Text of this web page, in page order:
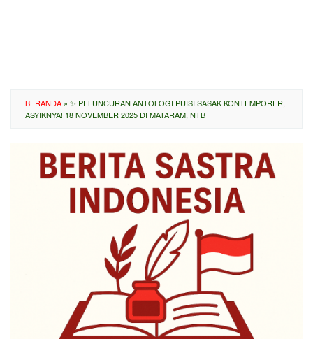
BERANDA » ✨ PELUNCURAN ANTOLOGI PUISI SASAK KONTEMPORER,
ASYIKNYA! 18 NOVEMBER 2025 DI MATARAM, NTB